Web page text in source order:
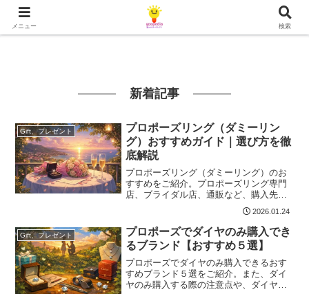
新着記事
Gift、プレゼント
プロポーズリング（ダミーリン
グ）おすすめガイド｜選び方を徹
底解説
プロポーズリング（ダミーリング）のお
すすめをご紹介。プロポーズリング専門
店、ブライダル店、通販など、購入先別
の注意点や失敗しない選び方を解説しま
す。また、プロポーズリングを渡す意図
の上手な伝え方も具体的に解説するの
で、プロポーズリング（ダミーリング）
のおすすめを探しているあなたの疑問や
不安はこの記事で解消できるはずです。
2026.01.24
Gift、プレゼント
プロポーズでダイヤのみ購入でき
るブランド【おすすめ５選】
プロポーズでダイヤのみ購入できるおす
すめブランド５選をご紹介。また、ダイ
ヤのみ購入する際の注意点や、ダイヤモ
メニュー 検索